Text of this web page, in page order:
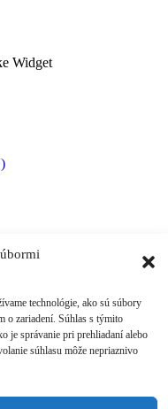
technológie, ako sú súbory
o zariadení. Súhlas s týmito
je správanie pri prehliadaní alebo
súhlasu môže nepriaznivo